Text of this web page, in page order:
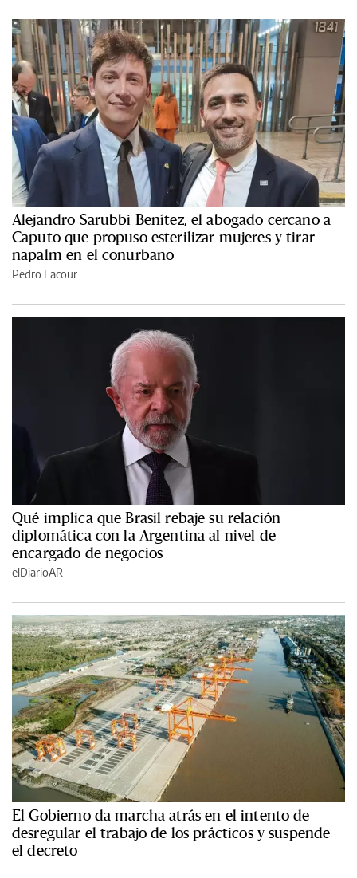
Alejandro Sarubbi Benítez, el abogado cercano a
Caputo que propuso esterilizar mujeres y tirar
napalm en el conurbano
Pedro Lacour
Qué implica que Brasil rebaje su relación
diplomática con la Argentina al nivel de
encargado de negocios
elDiarioAR
El Gobierno da marcha atrás en el intento de
desregular el trabajo de los prácticos y suspende
el decreto